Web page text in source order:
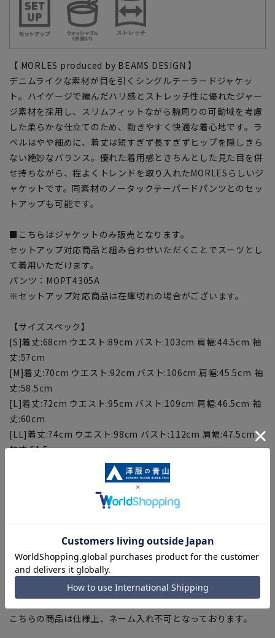
【 MORLES produced by BEAMS DESIGN 】
デニムライクな素材が目を引くシングルテーラードジャケッ
ト。ハイゲージで編んだハリ感とストレッチ性に優れたジャー
ジ素材を採用し、スリムフィットながら腕周りの可動域を考慮
した柔らかな仕立てのため、動きやすく快適な着心地です。ラ
ペルはやや細めに、着丈は短すぎず長すぎずヒップを隠しきら
ない絶妙なバランス。優れた着用感ときちんとした見た目を併
せ持ちながら、程よくトレンドを取り入れたMORLESらしいジ
ャケットです。同素材のノータックテーパードパンツとのセッ
トアップも可能です。
■こちらはジャケットのみ販売となります。
セットアップ対応商品と組み合わせいただくことでスーツとし
て着用いただけます。
パンツ：MOPT4305A
※セットアップ対応商品は在庫切れの場合がございます。
【サイズスペック】
[S]着丈:68cm ウエスト:89cm バスト:103cm 肩幅:44.5cm 袖
丈:57cm
[M]着丈:70cm ウエスト:92cm バスト:106cm 肩幅:45.5cm 袖
丈:58.5cm
[L]着丈:72cm ウエスト:95cm バスト:109cm 肩幅:46.5cm 袖
丈:60cm
[LL]着丈:74cm ウエスト:98cm バスト:112cm 肩幅:47.5cm
袖丈:61.5cm
[3L]着丈:76cm ウエスト:101cm バスト:115cm 肩幅:48.5cm
[WideM]着丈:70cm ウエスト:99cm バスト:111cm 肩
幅:47.5cm 袖丈:58.5cm
[WideL]着丈:72cm ウエスト:102cm バスト:114cm 肩
幅:48.5cm 袖丈:60cm
[WideLL]着丈:74cm ウエスト:105cm バスト:117cm 肩
幅:49.5cm 袖丈:61.5cm
【お直しについて】
こちらの商品は仕様上、ネーム入れ不可となっております。